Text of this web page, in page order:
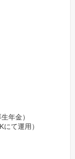
年金）
て運用）